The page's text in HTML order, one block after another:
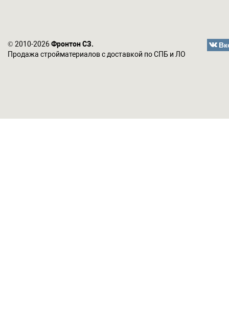
© 2010-2026Фронтон СЗ.
Продажа стройматериалов с доставкой по СПБ и ЛО